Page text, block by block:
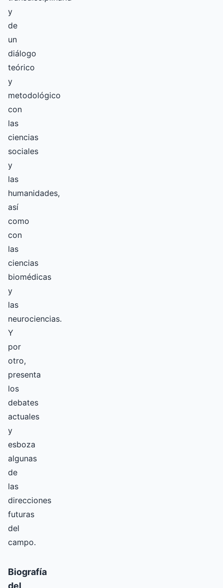
y
de
un
diálogo
teórico
y
metodológico
con
las
ciencias
sociales
y
las
humanidades,
así
como
con
las
ciencias
biomédicas
y
las
neurociencias.
Y
por
otro,
presenta
los
debates
actuales
y
esboza
algunas
de
las
direcciones
futuras
del
campo.
Biografía
del